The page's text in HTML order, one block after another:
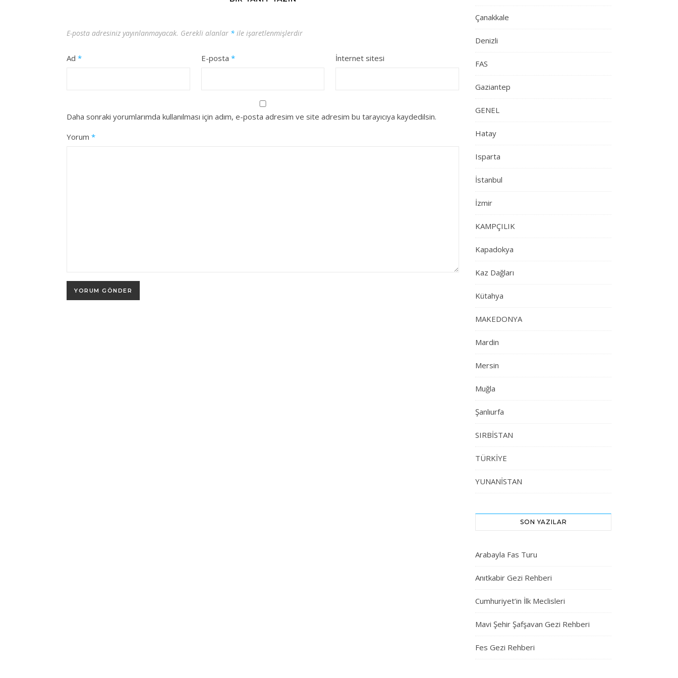
E-posta adresiniz yayınlanmayacak. Gerekli alanlar * ile işaretlenmişlerdir
Ad * E-posta * İnternet sitesi
Daha sonraki yorumlarımda kullanılması için adım, e-posta adresim ve site adresim bu tarayıcıya kaydedilsin.
Yorum *
Çanakkale
Denizli
FAS
Gaziantep
GENEL
Hatay
Isparta
İstanbul
İzmir
KAMPÇILIK
Kapadokya
Kaz Dağları
Kütahya
MAKEDONYA
Mardin
Mersin
Muğla
Şanlıurfa
SIRBİSTAN
TÜRKİYE
YUNANİSTAN
SON YAZILAR
Arabayla Fas Turu
Anıtkabir Gezi Rehberi
Cumhuriyet’in İlk Meclisleri
Mavi Şehir Şafşavan Gezi Rehberi
Fes Gezi Rehberi